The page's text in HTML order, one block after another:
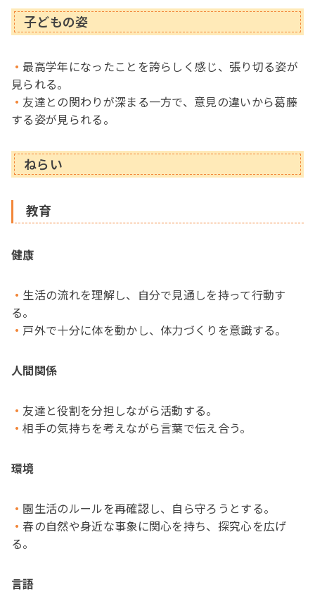
子どもの姿
最高学年になったことを誇らしく感じ、張り切る姿が
見られる。
友達との関わりが深まる一方で、意見の違いから葛藤
する姿が見られる。
ねらい
教育
健康
生活の流れを理解し、自分で見通しを持って行動す
る。
戸外で十分に体を動かし、体力づくりを意識する。
人間関係
友達と役割を分担しながら活動する。
相手の気持ちを考えながら言葉で伝え合う。
環境
園生活のルールを再確認し、自ら守ろうとする。
春の自然や身近な事象に関心を持ち、探究心を広げ
る。
言語